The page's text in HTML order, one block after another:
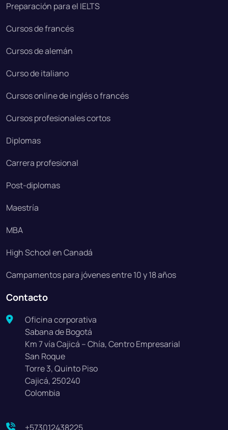
Preparación para el IELTS
Cursos de francés
Cursos de alemán
Curso de italiano
Cursos online de inglés o francés
Cursos profesionales cortos
Diplomas
Carrera profesional
Post-diplomas
Maestría
MBA
High School en Canadá
Campamentos para jóvenes entre 10 y 18 años
Contacto
Oficina corporativa
Sabana de Bogotá
Km 7 vía Cajicá – Chía, Centro Empresarial
San Roque
Torre 3, Quinto Piso
Cajicá, 250240
Colombia
+573012438225